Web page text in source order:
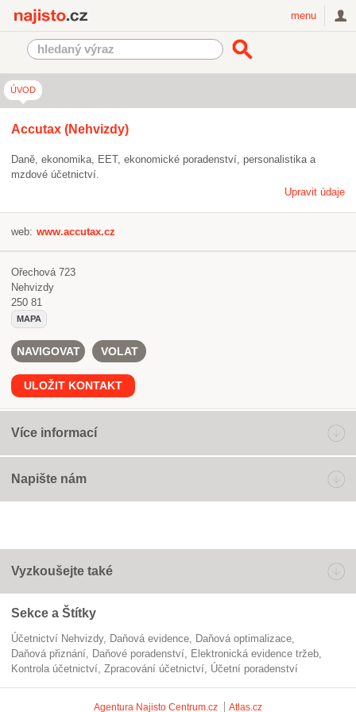
menu
ÚVOD
Accutax (Nehvizdy)
Daně, ekonomika, EET, ekonomické poradenství, personalistika a
mzdové účetnictví.
Upravit údaje
web: www.accutax.cz
Ořechová 723
Nehvizdy
250 81
MAPA
NAVIGOVAT VOLAT
ULOŽIT KONTAKT
Více informací
Napište nám
Vyzkoušejte také
Sekce a Štítky
Účetnictví Nehvizdy daňová evidence
daňová optimalizace
daňová přiznání
daňové poradenství
elektronická evidence tržeb
kontrola účetnictví
zpracování účetnictví účetní poradenství
Agentura Najisto Centrum.cz Atlas.cz